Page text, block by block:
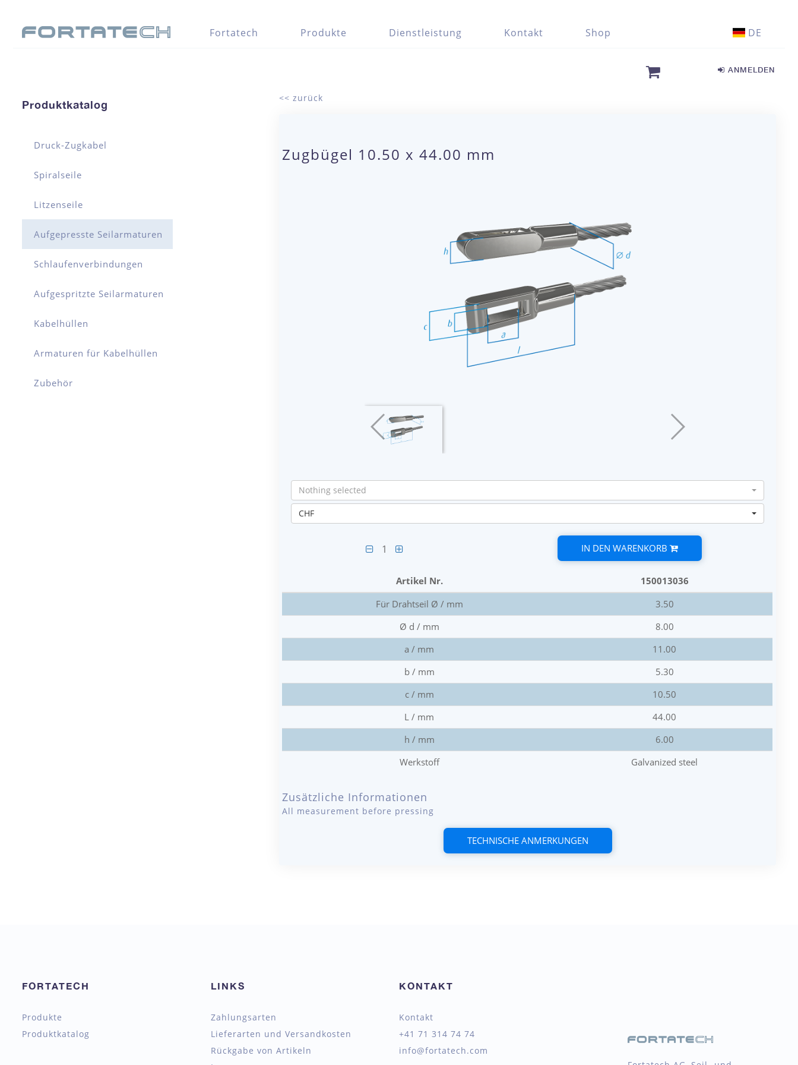
Fortatech Produkte Dienstleistung Kontakt Shop DE
ANMELDEN
Produktkatalog
Druck-Zugkabel
Spiralseile
Litzenseile
Aufgepresste Seilarmaturen
Schlaufenverbindungen
Aufgespritzte Seilarmaturen
Kabelhüllen
Armaturen für Kabelhüllen
Zubehör
<< zurück
Zugbügel 10.50 x 44.00 mm
Nothing selected
CHF
1 IN DEN WARENKORB
Artikel Nr.
150013036
Für Drahtseil Ø / mm
3.50
Ø d / mm
8.00
a / mm
11.00
b / mm
5.30
c / mm
10.50
L / mm
44.00
h / mm
6.00
Werkstoff
Galvanized steel
Zusätzliche Informationen
All measurement before pressing
TECHNISCHE ANMERKUNGEN
FORTATECH
Produkte
Produktkatalog
LINKS
Zahlungsarten
Lieferarten und Versandkosten
Rückgabe von Artikeln
KONTAKT
Kontakt
+41 71 314 74 74
info@fortatech.com